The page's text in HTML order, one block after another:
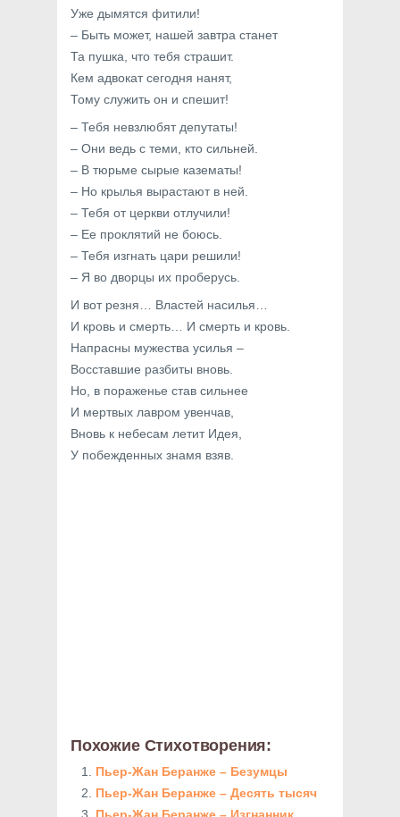
Уже дымятся фитили!
– Быть может, нашей завтра станет
Та пушка, что тебя страшит.
Кем адвокат сегодня нанят,
Тому служить он и спешит!
– Тебя невзлюбят депутаты!
– Они ведь с теми, кто сильней.
– В тюрьме сырые казематы!
– Но крылья вырастают в ней.
– Тебя от церкви отлучили!
– Ее проклятий не боюсь.
– Тебя изгнать цари решили!
– Я во дворцы их проберусь.
И вот резня… Властей насилья…
И кровь и смерть… И смерть и кровь.
Напрасны мужества усилья –
Восставшие разбиты вновь.
Но, в пораженье став сильнее
И мертвых лавром увенчав,
Вновь к небесам летит Идея,
У побежденных знамя взяв.
Похожие Стихотворения:
Пьер-Жан Беранже – Безумцы
Пьер-Жан Беранже – Десять тысяч